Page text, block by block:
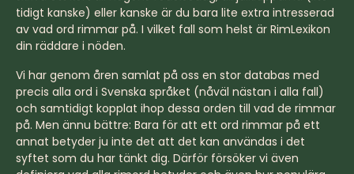
tidigt kanske) eller kanske är du bara lite extra intresserad
av vad ord rimmar på. I vilket fall som helst är RimLexikon
din räddare i nöden.
Vi har genom åren samlat på oss en stor databas med
precis alla ord i Svenska språket (nåväl nästan i alla fall)
och samtidigt kopplat ihop dessa orden till vad de rimmar
på. Men ännu bättre: Bara för att ett ord rimmar på ett
annat betyder ju inte det att det kan användas i det
syftet som du har tänkt dig. Därför försöker vi även